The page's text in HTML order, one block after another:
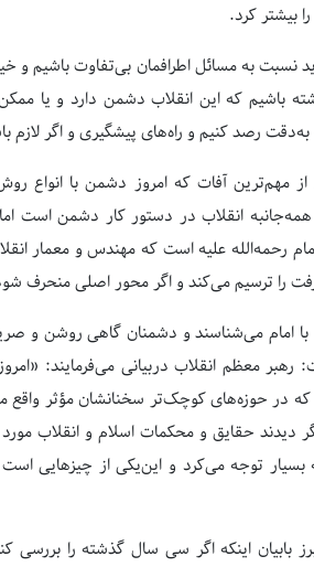
بیشتر کرد.
نسبت به مسائل اطرافمان بی‌تفاوت باشیم و
باشیم که این انقلاب دشمن ‌دارد و یا
رصد کنیم و راه‌های پیشگیری و اگر لازم
مهم‌ترین آفات که امروز دشمن با انواع
انقلاب در دستور کار دشمن است
رحمه‌الله علیه است که مهندس و معمار
را ترسیم می‌کند و اگر محور اصلی منحرف شود
با امام می‌شناسند و دشمنان گاهی روشن و
معظم انقلاب دربیانی می‌فرمایند:
که در حوزه‌های کوچک‌تر سخنانشان مؤثر
دیدند حقایق و محکمات اسلام و انقلاب مورد
توجه می‌کرد و این‌یکی از چیزهایى
بابیان اینکه اگر سی سال گذشته را